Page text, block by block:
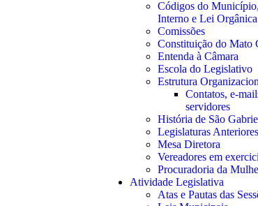
Códigos do
Interno e Lei Orgânica
Comissões
Constituição do Mato
Entenda à Câmara
Escola do Legislativo
Estrutura
Contatos, e-
servidores
História de São
Legislaturas Anteriores
Mesa Diretora
Vereadores em
Procuradoria da
Atividade Legislativa
Atas e Pautas das